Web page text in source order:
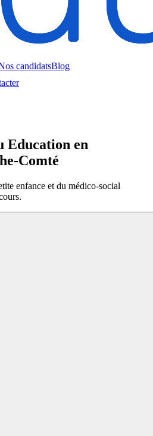
candidatsBlog
Education en
Comté
enfance et du médico-social